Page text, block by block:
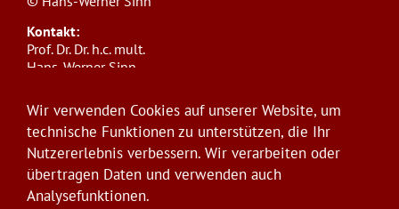
Kontakt:
Prof. Dr. Dr. h.c. mult.
Hans-Werner Sinn,
ifo Institut
Poschingerstr. 5, 81679 München
Telefon: +49(0)89/9224-1276
E-Mail:sinn@ifo.de
Anmelden
Wir verwenden Cookies auf unserer Website, um
technische Funktionen zu unterstützen, die Ihr
Nutzererlebnis verbessern. Wir verarbeiten oder
übertragen Daten und verwenden auch
Analysefunktionen.